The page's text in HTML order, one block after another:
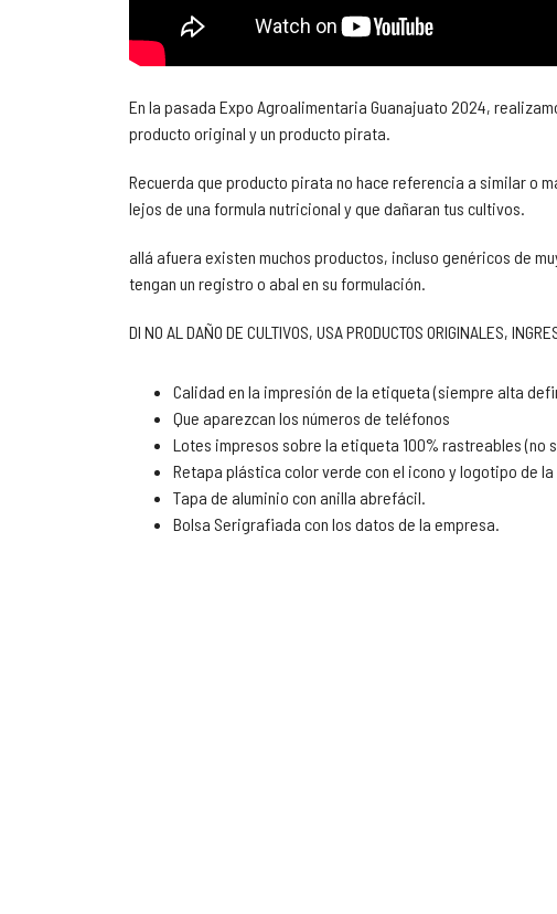
En la pasada Expo Agroalimentaria Guanajuato 2024,
producto original y un producto pirata.
Recuerda que producto pirata no hace referencia a similar o
lejos de una formula nutricional y que dañaran tus cultivos.
allá afuera existen muchos productos, incluso genéricos de
tengan un registro o abal en su formulación.
DI NO AL DAÑO DE CULTIVOS, USA PRODUCTOS ORIGINALES,
Calidad en la impresión de la etiqueta (siempre alta
Que aparezcan los números de teléfonos
Lotes impresos sobre la etiqueta 100% rastreables (no
Retapa plástica color verde con el icono y logotipo de
Tapa de aluminio con anilla abrefácil.
Bolsa Serigrafiada con los datos de la empresa.